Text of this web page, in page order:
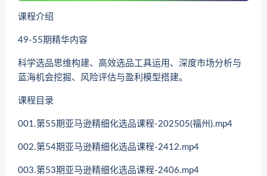
课程介绍
49-55期精华内容
科学选品思维构建、高效选品工具运用、深度市场分析与
蓝海机会挖掘、风险评估与盈利模型搭建。
课程目录
001.第55期亚马逊精细化选品课程-202505(福州).mp4
002.第54期亚马逊精细化选品课程-2412.mp4
003.第53期亚马逊精细化选品课程-2406.mp4